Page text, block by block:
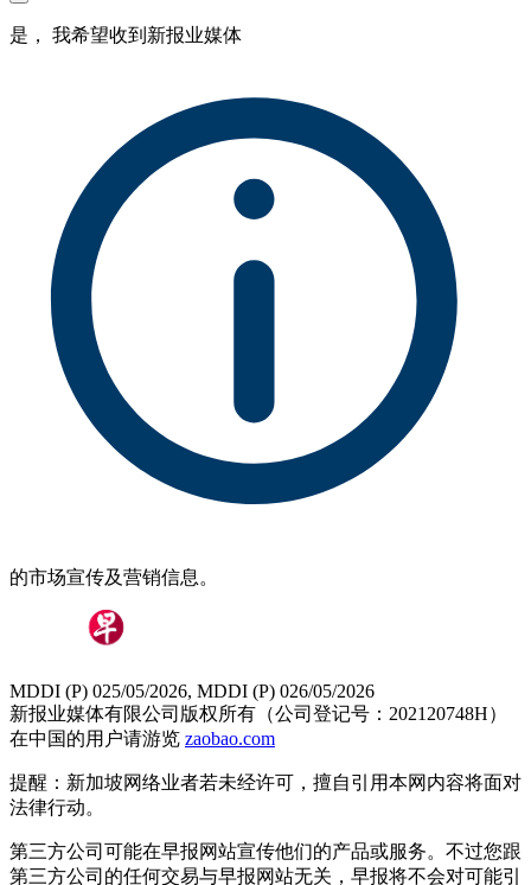
是， 我希望收到新报业媒体
的市场宣传及营销信息。
MDDI (P) 025/05/2026, MDDI (P) 026/05/2026
新报业媒体有限公司版权所有（公司登记号：202120748H）
在中国的用户请游览 zaobao.com
提醒：新加坡网络业者若未经许可，擅自引用本网内容将面对
法律行动。
第三方公司可能在早报网站宣传他们的产品或服务。不过您跟
第三方公司的任何交易与早报网站无关，早报将不会对可能引